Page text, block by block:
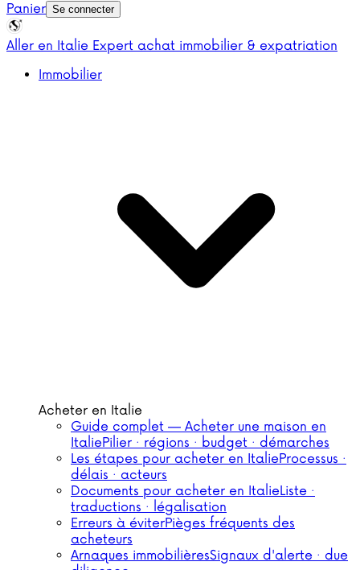
Panier Se connecter
Aller en Italie Expert achat immobilier & expatriation
Immobilier
Acheter en Italie
Guide complet — Acheter une maison en
ItaliePilier · régions · budget · démarches
Les étapes pour acheter en ItalieProcessus ·
délais · acteurs
Documents pour acheter en ItalieListe ·
traductions · légalisation
Erreurs à éviterPièges fréquents des
acheteurs
Arnaques immobilièresSignaux d'alerte · due